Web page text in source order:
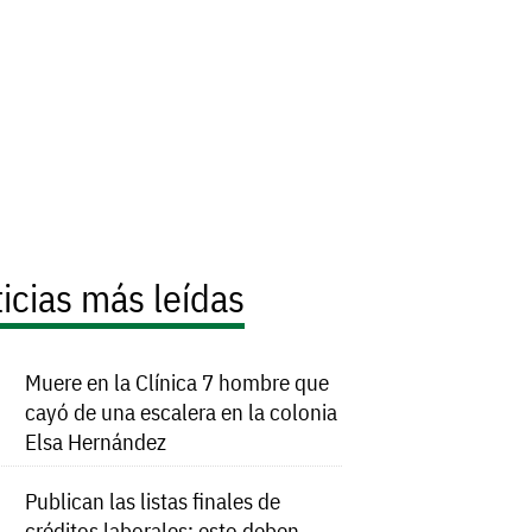
más leídas
Muere en la Clínica 7 hombre que
cayó de una escalera en la colonia
Elsa Hernández
Publican las listas finales de